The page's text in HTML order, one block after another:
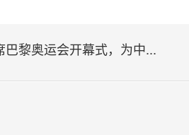
黎奥运会开幕式，为中...